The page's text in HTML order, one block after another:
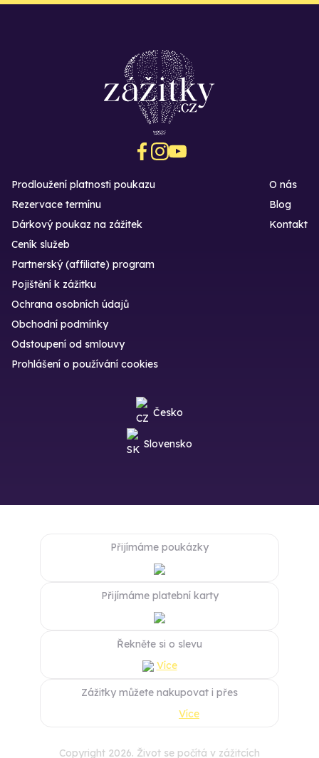
Prodloužení platnosti poukazu
Rezervace termínu
Dárkový poukaz na zážitek
O nás
Blog
Kontakt
Ceník služeb
Partnerský (affiliate) program
Pojištění k zážitku
Ochrana osobních údajů
Obchodní podmínky
Odstoupení od smlouvy
Prohlášení o používání cookies
Česko
Slovensko
Přijímáme poukázky
Přijímáme platební karty
Řekněte si o slevu
Více
Zážitky můžete nakupovat i přes
Více
Copyright 2026. Život se počítá v zážitcích